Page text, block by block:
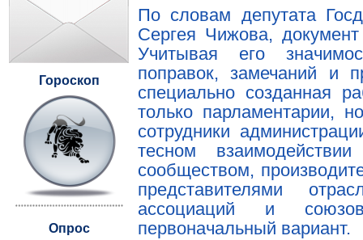
Гороскоп
Опрос
По словам депутата
Сергея Чижова,
Учитывая его
поправок, замечаний и
специально созданная
только парламентарии,
сотрудники
тесном
сообществом,
представителями
ассоциаций и
первоначальный вариант.